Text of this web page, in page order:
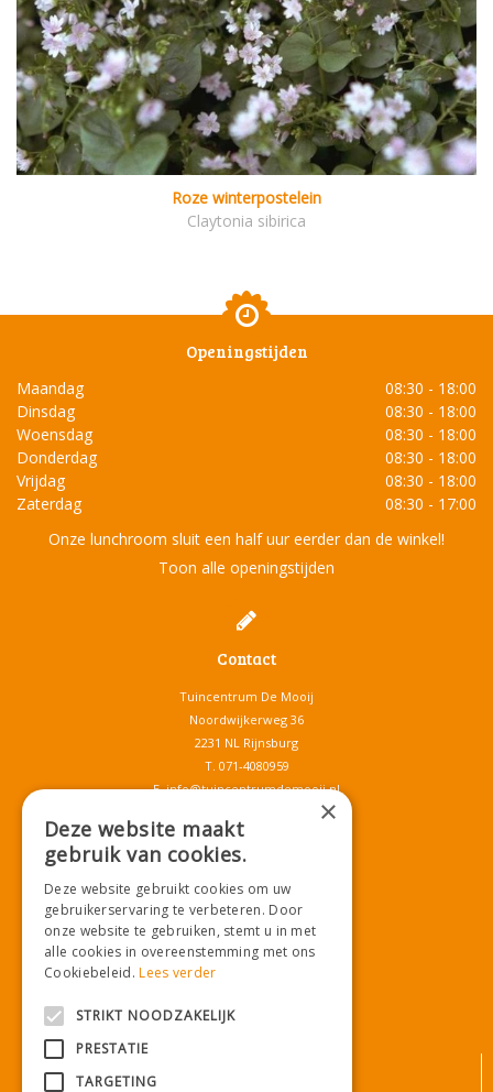
Roze winterpostelein
Claytonia sibirica
Openingstijden
Maandag
08:30 - 18:00
Dinsdag
08:30 - 18:00
Woensdag
08:30 - 18:00
Donderdag
08:30 - 18:00
Vrijdag
08:30 - 18:00
Zaterdag
08:30 - 17:00
Onze lunchroom sluit een half uur eerder dan de winkel!
Toon alle openingstijden
Contact
Tuincentrum De Mooij
Noordwijkerweg 36
2231 NL Rijnsburg
T. 071-4080959
E.info@tuincentrumdemooij.nl
Download onze App!
×
Deze website maakt
gebruik van cookies.
Deze website gebruikt cookies om uw
gebruikerservaring te verbeteren. Door
onze website te gebruiken, stemt u in met
alle cookies in overeenstemming met ons
Cookiebeleid.Lees verder
STRIKT NOODZAKELIJK
PRESTATIE
TARGETING